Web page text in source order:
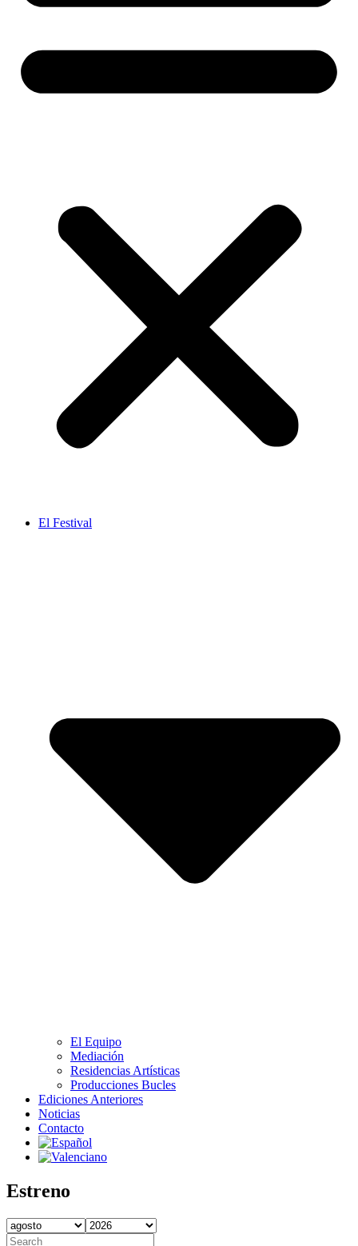
El Festival
El Equipo
Mediación
Residencias Artísticas
Producciones Bucles
Ediciones Anteriores
Noticias
Contacto
Estreno